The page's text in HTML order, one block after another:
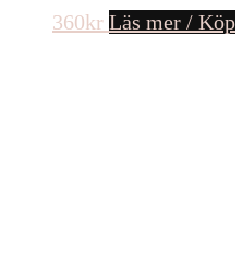
360kr Läs mer / Köp